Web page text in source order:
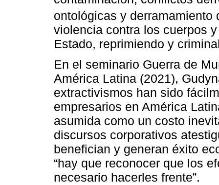
ontológicas y derramamiento
violencia contra los cuerpos
Estado, reprimiendo y
En el seminario Guerra de
América Latina (2021),
extractivismos han sido
empresarios en América
asumida como un costo
discursos corporativos
benefician y generan éxito
“hay que reconocer que los
necesario hacerles frente”.